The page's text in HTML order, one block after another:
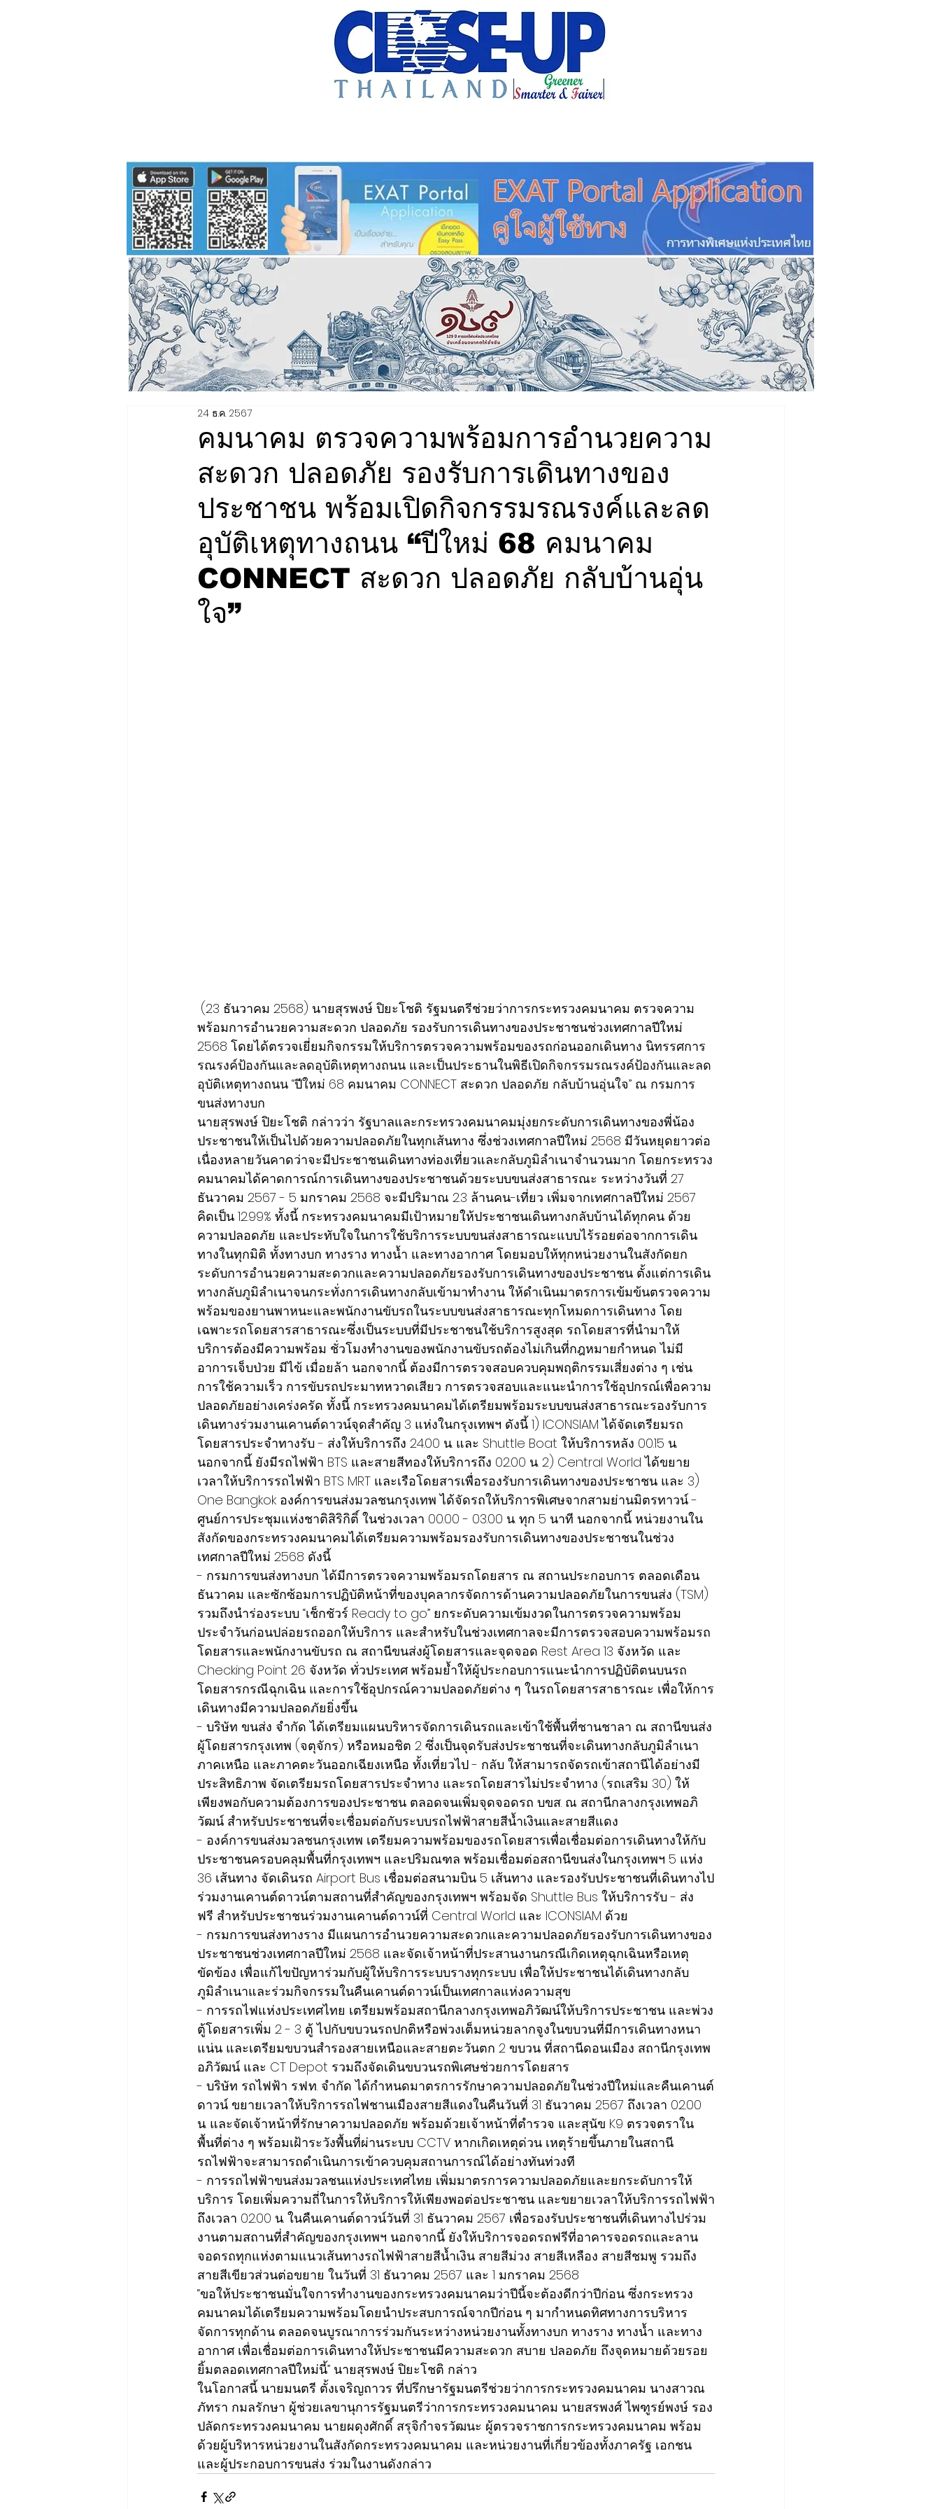
คมนาคม ตรวจความพร้อมการอำนวยความ
สะดวก ปลอดภัย รองรับการเดินทางของ
ประชาชน พร้อมเปิดกิจกรรมรณรงค์และลด
อุบัติเหตุทางถนน “ปีใหม่ 68 คมนาคม
CONNECT สะดวก ปลอดภัย กลับบ้านอุ่น
ใจ”
24 ธ.ค. 2567
พร้อมการอำนวยความสะดวก ปลอดภัย รองรับการเดินทางของประชาชนช่วงเทศกาลปีใหม่
2568 โดยได้ตรวจเยี่ยมกิจกรรมให้บริการตรวจความพร้อมของรถก่อนออกเดินทาง นิทรรศการ
รณรงค์ป้องกันและลดอุบัติเหตุทางถนน และเป็นประธานในพิธีเปิดกิจกรรมรณรงค์ป้องกันและลด
อุบัติเหตุทางถนน “ปีใหม่ 68 คมนาคม CONNECT สะดวก ปลอดภัย กลับบ้านอุ่นใจ” ณ กรมการ
ขนส่งทางบก
นายสุรพงษ์ ปิยะโชติ กล่าวว่า รัฐบาลและกระทรวงคมนาคมมุ่งยกระดับการเดินทางของพี่น้อง
ประชาชนให้เป็นไปด้วยความปลอดภัยในทุกเส้นทาง ซึ่งช่วงเทศกาลปีใหม่ 2568 มีวันหยุดยาวต่อ
เนื่องหลายวันคาดว่าจะมีประชาชนเดินทางท่องเที่ยวและกลับภูมิลำเนาจำนวนมาก โดยกระทรวง
คมนาคมได้คาดการณ์การเดินทางของประชาชนด้วยระบบขนส่งสาธารณะ ระหว่างวันที่ 27
ธันวาคม 2567 - 5 มกราคม 2568 จะมีปริมาณ 2.3 ล้านคน-เที่ยว เพิ่มจากเทศกาลปีใหม่ 2567
คิดเป็น 12.99% ทั้งนี้ กระทรวงคมนาคมมีเป้าหมายให้ประชาชนเดินทางกลับบ้านได้ทุกคน ด้วย
ความปลอดภัย และประทับใจในการใช้บริการระบบขนส่งสาธารณะแบบไร้รอยต่อจากการเดิน
ทางในทุกมิติ ทั้งทางบก ทางราง ทางน้ำ และทางอากาศ โดยมอบให้ทุกหน่วยงานในสังกัดยก
ระดับการอำนวยความสะดวกและความปลอดภัยรองรับการเดินทางของประชาชน ตั้งแต่การเดิน
ทางกลับภูมิลำเนาจนกระทั่งการเดินทางกลับเข้ามาทำงาน ให้ดำเนินมาตรการเข้มข้นตรวจความ
พร้อมของยานพาหนะและพนักงานขับรถในระบบขนส่งสาธารณะทุกโหมดการเดินทาง โดย
เฉพาะรถโดยสารสาธารณะซึ่งเป็นระบบที่มีประชาชนใช้บริการสูงสุด รถโดยสารที่นำมาให้
บริการต้องมีความพร้อม ชั่วโมงทำงานของพนักงานขับรถต้องไม่เกินที่กฎหมายกำหนด ไม่มี
อาการเจ็บป่วย มีไข้ เมื่อยล้า นอกจากนี้ ต้องมีการตรวจสอบควบคุมพฤติกรรมเสี่ยงต่าง ๆ เช่น
การใช้ความเร็ว การขับรถประมาทหวาดเสียว การตรวจสอบและแนะนำการใช้อุปกรณ์เพื่อความ
ปลอดภัยอย่างเคร่งครัด ทั้งนี้ กระทรวงคมนาคมได้เตรียมพร้อมระบบขนส่งสาธารณะรองรับการ
เดินทางร่วมงานเคานต์ดาวน์จุดสำคัญ 3 แห่งในกรุงเทพฯ ดังนี้ 1) ICONSIAM ได้จัดเตรียมรถ
โดยสารประจำทางรับ - ส่งให้บริการถึง 24.00 น. และ Shuttle Boat ให้บริการหลัง 00.15 น.
นอกจากนี้ ยังมีรถไฟฟ้า BTS และสายสีทองให้บริการถึง 02.00 น. 2) Central World ได้ขยาย
เวลาให้บริการรถไฟฟ้า BTS MRT และเรือโดยสารเพื่อรองรับการเดินทางของประชาชน และ 3)
One Bangkok องค์การขนส่งมวลชนกรุงเทพ ได้จัดรถให้บริการพิเศษจากสามย่านมิตรทาวน์ -
ศูนย์การประชุมแห่งชาติสิริกิติ์ ในช่วงเวลา 00.00 - 03.00 น. ทุก 5 นาที นอกจากนี้ หน่วยงานใน
สังกัดของกระทรวงคมนาคมได้เตรียมความพร้อมรองรับการเดินทางของประชาชนในช่วง
เทศกาลปีใหม่ 2568 ดังนี้
- กรมการขนส่งทางบก ได้มีการตรวจความพร้อมรถโดยสาร ณ สถานประกอบการ ตลอดเดือน
ธันวาคม และซักซ้อมการปฏิบัติหน้าที่ของบุคลากรจัดการด้านความปลอดภัยในการขนส่ง (TSM)
รวมถึงนำร่องระบบ “เช็กชัวร์ Ready to go” ยกระดับความเข้มงวดในการตรวจความพร้อม
ประจำวันก่อนปล่อยรถออกให้บริการ และสำหรับในช่วงเทศกาลจะมีการตรวจสอบความพร้อมรถ
โดยสารและพนักงานขับรถ ณ สถานีขนส่งผู้โดยสารและจุดจอด Rest Area 13 จังหวัด และ
Checking Point 26 จังหวัด ทั่วประเทศ พร้อมย้ำให้ผู้ประกอบการแนะนำการปฏิบัติตนบนรถ
โดยสารกรณีฉุกเฉิน และการใช้อุปกรณ์ความปลอดภัยต่าง ๆ ในรถโดยสารสาธารณะ เพื่อให้การ
เดินทางมีความปลอดภัยยิ่งขึ้น
- บริษัท ขนส่ง จำกัด ได้เตรียมแผนบริหารจัดการเดินรถและเข้าใช้พื้นที่ชานชาลา ณ สถานีขนส่ง
ผู้โดยสารกรุงเทพ (จตุจักร) หรือหมอชิต 2 ซึ่งเป็นจุดรับส่งประชาชนที่จะเดินทางกลับภูมิลำเนา
ภาคเหนือ และภาคตะวันออกเฉียงเหนือ ทั้งเที่ยวไป - กลับ ให้สามารถจัดรถเข้าสถานีได้อย่างมี
ประสิทธิภาพ จัดเตรียมรถโดยสารประจำทาง และรถโดยสารไม่ประจำทาง (รถเสริม 30) ให้
เพียงพอกับความต้องการของประชาชน ตลอดจนเพิ่มจุดจอดรถ บขส. ณ สถานีกลางกรุงเทพอภิ
วัฒน์ สำหรับประชาชนที่จะเชื่อมต่อกับระบบรถไฟฟ้าสายสีน้ำเงินและสายสีแดง
- องค์การขนส่งมวลชนกรุงเทพ เตรียมความพร้อมของรถโดยสารเพื่อเชื่อมต่อการเดินทางให้กับ
ประชาชนครอบคลุมพื้นที่กรุงเทพฯ และปริมณฑล พร้อมเชื่อมต่อสถานีขนส่งในกรุงเทพฯ 5 แห่ง
36 เส้นทาง จัดเดินรถ Airport Bus เชื่อมต่อสนามบิน 5 เส้นทาง และรองรับประชาชนที่เดินทางไป
ร่วมงานเคานต์ดาวน์ตามสถานที่สำคัญของกรุงเทพฯ พร้อมจัด Shuttle Bus ให้บริการรับ - ส่ง
ฟรี สำหรับประชาชนร่วมงานเคานต์ดาวน์ที่ Central World และ ICONSIAM ด้วย
- กรมการขนส่งทางราง มีแผนการอำนวยความสะดวกและความปลอดภัยรองรับการเดินทางของ
ประชาชนช่วงเทศกาลปีใหม่ 2568 และจัดเจ้าหน้าที่ประสานงานกรณีเกิดเหตุฉุกเฉินหรือเหตุ
ขัดข้อง เพื่อแก้ไขปัญหาร่วมกับผู้ให้บริการระบบรางทุกระบบ เพื่อให้ประชาชนได้เดินทางกลับ
ภูมิลำเนาและร่วมกิจกรรมในคืนเคานต์ดาวน์เป็นเทศกาลแห่งความสุข
- การรถไฟแห่งประเทศไทย เตรียมพร้อมสถานีกลางกรุงเทพอภิวัฒน์ให้บริการประชาชน และพ่วง
ตู้โดยสารเพิ่ม 2 - 3 ตู้ ไปกับขบวนรถปกติหรือพ่วงเต็มหน่วยลากจูงในขบวนที่มีการเดินทางหนา
แน่น และเตรียมขบวนสำรองสายเหนือและสายตะวันตก 2 ขบวน ที่สถานีดอนเมือง สถานีกรุงเทพ
อภิวัฒน์ และ CT Depot รวมถึงจัดเดินขบวนรถพิเศษช่วยการโดยสาร
- บริษัท รถไฟฟ้า ร.ฟ.ท. จำกัด ได้กำหนดมาตรการรักษาความปลอดภัยในช่วงปีใหม่และคืนเคานต์
ดาวน์ ขยายเวลาให้บริการรถไฟชานเมืองสายสีแดงในคืนวันที่ 31 ธันวาคม 2567 ถึงเวลา 02.00
น. และจัดเจ้าหน้าที่รักษาความปลอดภัย พร้อมด้วยเจ้าหน้าที่ตำรวจ และสุนัข K9 ตรวจตราใน
พื้นที่ต่าง ๆ พร้อมเฝ้าระวังพื้นที่ผ่านระบบ CCTV หากเกิดเหตุด่วน เหตุร้ายขึ้นภายในสถานี
รถไฟฟ้าจะสามารถดำเนินการเข้าควบคุมสถานการณ์ได้อย่างทันท่วงที
- การรถไฟฟ้าขนส่งมวลชนแห่งประเทศไทย เพิ่มมาตรการความปลอดภัยและยกระดับการให้
บริการ โดยเพิ่มความถี่ในการให้บริการให้เพียงพอต่อประชาชน และขยายเวลาให้บริการรถไฟฟ้า
ถึงเวลา 02.00 น. ในคืนเคานต์ดาวน์วันที่ 31 ธันวาคม 2567 เพื่อรองรับประชาชนที่เดินทางไปร่วม
งานตามสถานที่สำคัญของกรุงเทพฯ นอกจากนี้ ยังให้บริการจอดรถฟรีที่อาคารจอดรถและลาน
จอดรถทุกแห่งตามแนวเส้นทางรถไฟฟ้าสายสีน้ำเงิน สายสีม่วง สายสีเหลือง สายสีชมพู รวมถึง
สายสีเขียวส่วนต่อขยาย ในวันที่ 31 ธันวาคม 2567 และ 1 มกราคม 2568
“ขอให้ประชาชนมั่นใจการทำงานของกระทรวงคมนาคมว่าปีนี้จะต้องดีกว่าปีก่อน ซึ่งกระทรวง
คมนาคมได้เตรียมความพร้อมโดยนำประสบการณ์จากปีก่อน ๆ มากำหนดทิศทางการบริหาร
จัดการทุกด้าน ตลอดจนบูรณาการร่วมกันระหว่างหน่วยงานทั้งทางบก ทางราง ทางน้ำ และทาง
อากาศ เพื่อเชื่อมต่อการเดินทางให้ประชาชนมีความสะดวก สบาย ปลอดภัย ถึงจุดหมายด้วยรอย
ยิ้มตลอดเทศกาลปีใหม่นี้” นายสุรพงษ์ ปิยะโชติ กล่าว
ในโอกาสนี้ นายมนตรี ตั้งเจริญถาวร ที่ปรึกษารัฐมนตรีช่วยว่าการกระทรวงคมนาคม นางสาวณ
ภัทรา กมลรักษา ผู้ช่วยเลขานุการรัฐมนตรีว่าการกระทรวงคมนาคม นายสรพงศ์ ไพฑูรย์พงษ์ รอง
ปลัดกระทรวงคมนาคม นายผดุงศักดิ์ สรุจิกำจรวัฒนะ ผู้ตรวจราชการกระทรวงคมนาคม พร้อม
ด้วยผู้บริหารหน่วยงานในสังกัดกระทรวงคมนาคม และหน่วยงานที่เกี่ยวข้องทั้งภาครัฐ เอกชน
และผู้ประกอบการขนส่ง ร่วมในงานดังกล่าว